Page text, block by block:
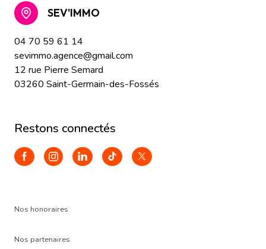
SEV'IMMO
04 70 59 61 14
sevimmo.agence@gmail.com
12 rue Pierre Semard
03260 Saint-Germain-des-Fossés
restons connectés
Nos honoraires
Nos partenaires